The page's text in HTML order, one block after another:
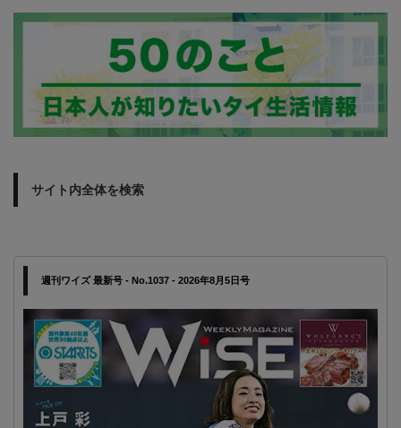
サイト内全体を検索
週刊ワイズ 最新号 - No.1037 - 2026年8月5日号